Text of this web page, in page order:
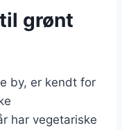
grønt
by, er kendt for
har vegetariske